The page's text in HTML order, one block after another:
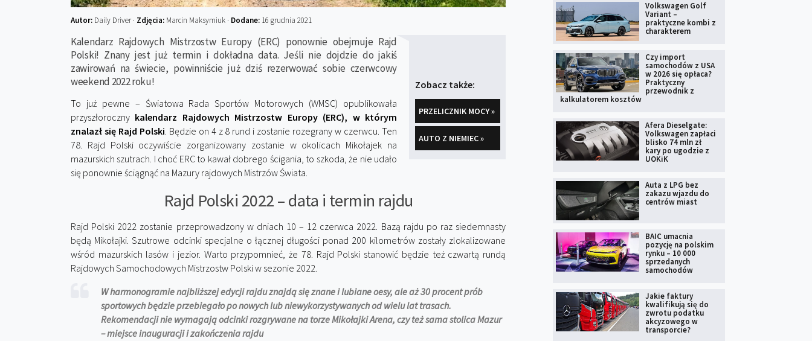
Autor: Daily Driver · Zdjęcia: Marcin Maksymiuk · Dodane: 16 grudnia 2021
Zobacz także:
PRZELICZNIK MOCY »
AUTO Z NIEMIEC »
Kalendarz Rajdowych Mistrzostw Europy (ERC) ponownie obejmuje Rajd
Polski! Znany jest już termin i dokładna data. Jeśli nie dojdzie do jakiś
zawirowań na świecie, powinniście już dziś rezerwować sobie czerwcowy
weekend 2022 roku!
To już pewne – Światowa Rada Sportów Motorowych (WMSC) opublikowała
przyszłoroczny kalendarz Rajdowych Mistrzostw Europy (ERC), w którym
znalazł się Rajd Polski. Będzie on 4 z 8 rund i zostanie rozegrany w czerwcu. Ten
78. Rajd Polski oczywiście zorganizowany zostanie w okolicach Mikołajek na
mazurskich szutrach. I choć ERC to kawał dobrego ścigania, to szkoda, że nie udało
się ponownie ściągnąć na Mazury rajdowych Mistrzów Świata.
Rajd Polski 2022 – data i termin rajdu
Rajd Polski 2022 zostanie przeprowadzony w dniach 10 – 12 czerwca 2022. Bazą rajdu po raz siedemnasty
będą Mikołajki. Szutrowe odcinki specjalne o łącznej długości ponad 200 kilometrów zostały zlokalizowane
wśród mazurskich lasów i jezior. Warto przypomnieć, że 78. Rajd Polski stanowić będzie też czwartą rundą
Rajdowych Samochodowych Mistrzostw Polski w sezonie 2022.
W harmonogramie najbliższej edycji rajdu znajdą się znane i lubiane oesy, ale aż 30 procent prób
sportowych będzie przebiegało po nowych lub niewykorzystywanych od wielu lat trasach.
Rekomendacji nie wymagają odcinki rozgrywane na torze Mikołajki Arena, czy też sama stolica Mazur
– miejsce inauguracji i zakończenia rajdu
Volkswagen Golf
Variant –
praktyczne kombi z
charakterem
Czy import
samochodów z USA
w 2026 się opłaca?
Praktyczny
przewodnik z
kalkulatorem kosztów
Afera Dieselgate:
Volkswagen zapłaci
blisko 74 mln zł
kary po ugodzie z
UOKiK
Auta z LPG bez
zakazu wjazdu do
centrów miast
BAIC umacnia
pozycję na polskim
rynku – 10 000
sprzedanych
samochodów
Jakie faktury
kwalifikują się do
zwrotu podatku
akcyzowego w
transporcie?